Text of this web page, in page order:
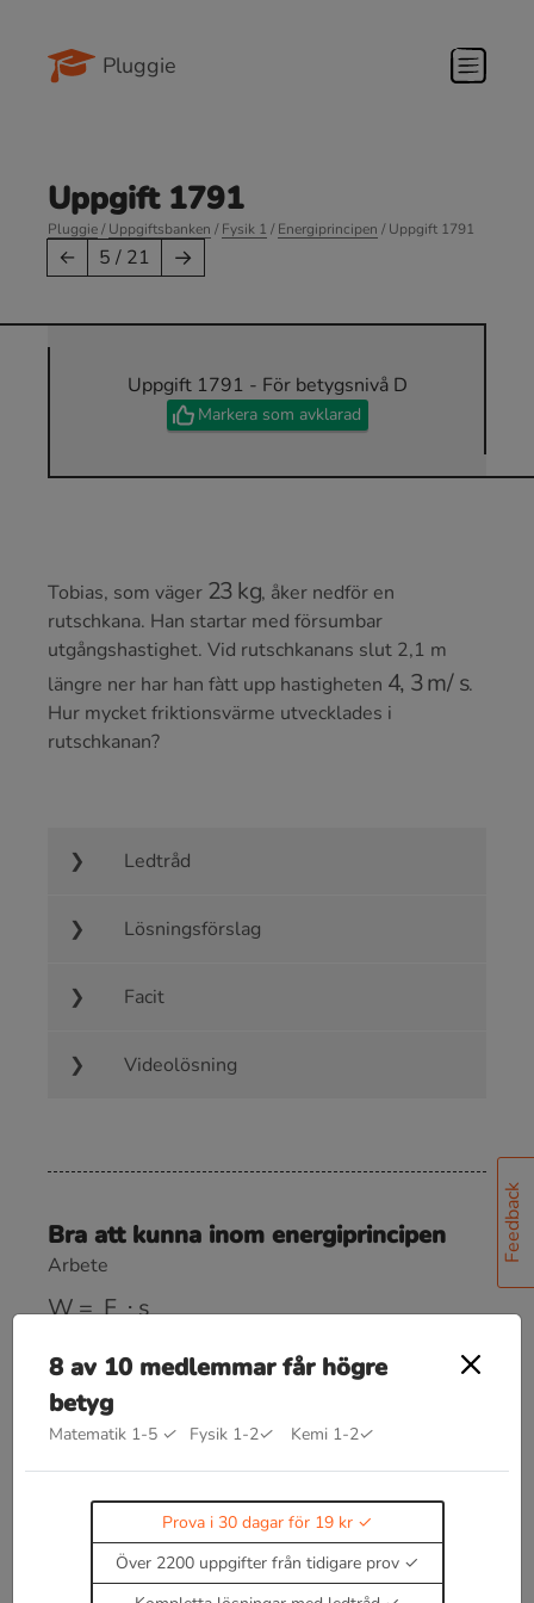
Pluggie
Feedback
Uppgift 1791
Pluggie/Uppgiftsbanken /Fysik 1 /Energiprincipen / Uppgift 1791
← 5 / 21 →
Uppgift 1791 - För betygsnivå D
Markera som avklarad
Tobias, som väger
23
, åker nedför en
rutschkana. Han startar med försumbar
utgångshastighet. Vid rutschkanans slut 2,1 m
längre ner har han fàtt upp hastigheten
4,3 m/
.
Hur mycket friktionsvärme utvecklades i
rutschkanan?
Ledtråd
Lösningsförslag
Facit
Videolösning
Bra att kunna inom energiprincipen
Arbete
W ⋅s
Ek=1 2m v2
Lägesenergi
Ep=mgh
Fjäderenergi (är en typ av potentiell energi)
kx2
8 av 10 medlemmar får högre
betyg
Matematik 1-5 ✓ Fysik 1-2✓ Kemi 1-2✓
Prova i 30 dagar för 19 kr
Över 2200 uppgifter från tidigare prov